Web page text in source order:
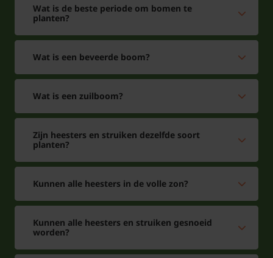
Wat is de beste periode om bomen te
planten?
Wat is een beveerde boom?
Wat is een zuilboom?
Zijn heesters en struiken dezelfde soort
planten?
Kunnen alle heesters in de volle zon?
Kunnen alle heesters en struiken gesnoeid
worden?